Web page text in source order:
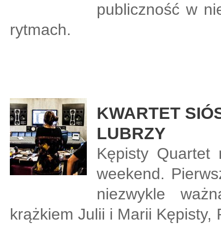
publiczność w
rytmach.
KWARTET
LUBRZY
Kępisty Quartet
weekend.
niezwykle
krążkiem Julii i Marii Kępisty,